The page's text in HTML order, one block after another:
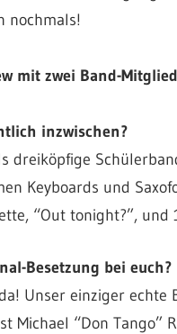
nochmals!
mit zwei Band-
inzwischen?
Keyboards und
“Out tonight?”, und
Besetzung bei euch?
Unser einziger
Michael “Don